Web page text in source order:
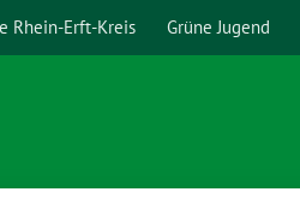
Rhein-Erft-Kreis Grüne Jugend